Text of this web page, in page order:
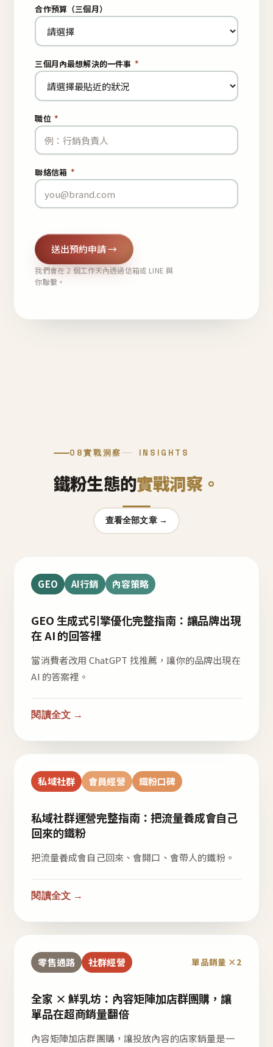
合作預算（三個月）
三個月內最想解決的一件事 *
職位 *
聯絡信箱 *
送出預約申請 →
我們會在 2 個工作天內透過信箱或 LINE 與
你聯繫。
08實戰洞察 INSIGHTS
鐵粉生態的實戰洞察。
查看全部文章 →
GEO AI行銷 內容策略
GEO 生成式引擎優化完整指南：讓品牌出現
在 AI 的回答裡
當消費者改用 ChatGPT 找推薦，讓你的品牌出現在
AI 的答案裡。
閱讀全文 →
私域社群 會員經營 鐵粉口碑
私域社群運營完整指南：把流量養成會自己
回來的鐵粉
把流量養成會自己回來、會開口、會帶人的鐵粉。
閱讀全文 →
零售通路 社群經營 單品銷量 ×2
全家 × 鮮乳坊：內容矩陣加店群團購，讓
單品在超商銷量翻倍
內容矩陣加店群團購，讓投放內容的店家銷量是一